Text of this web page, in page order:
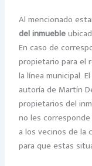
Al mencionado
del inmueble
En caso de
propietario para el
la línea municipal.
autoría de Martín
propietarios del
no les
a los vecinos de la
para que estas